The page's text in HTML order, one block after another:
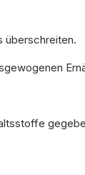
überschreiten.